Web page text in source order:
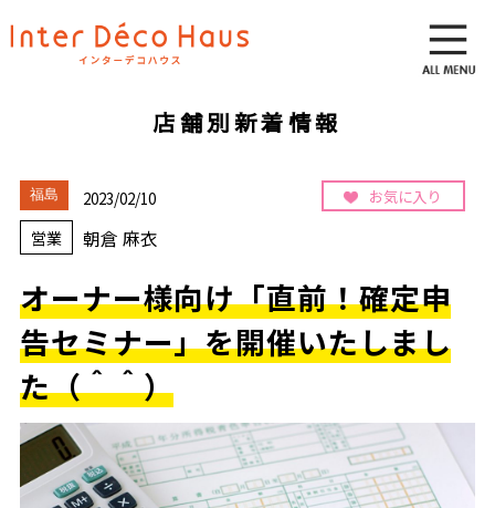
店舗別新着情報
福島
2023/02/10
営業
朝倉 麻衣
お気に入り
オーナー様向け「直前！確定申
告セミナー」を開催いたしまし
た（＾＾）